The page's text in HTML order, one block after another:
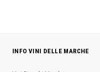
INFO VINI DELLE MARCHE